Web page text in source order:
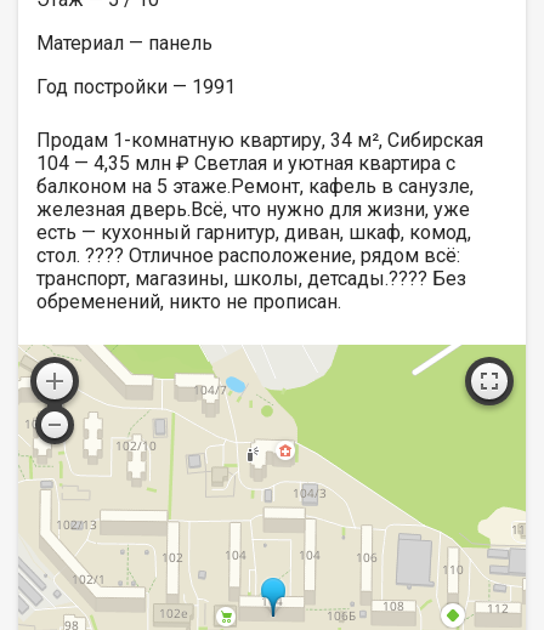
Материал — панель
Год постройки — 1991
Продам 1-комнатную квартиру, 34 м², Сибирская
104 — 4,35 млн ₽ Светлая и уютная квартира с
балконом на 5 этаже.Ремонт, кафель в санузле,
железная дверь.Всё, что нужно для жизни, уже
есть — кухонный гарнитур, диван, шкаф, комод,
стол. ???? Отличное расположение, рядом всё:
транспорт, магазины, школы, детсады.???? Без
обременений, никто не прописан.